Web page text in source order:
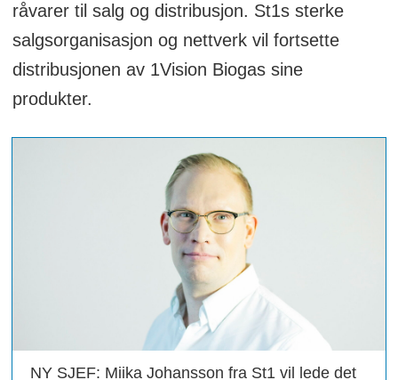
råvarer til salg og distribusjon. St1s sterke
salgsorganisasjon og nettverk vil fortsette
distribusjonen av 1Vision Biogas sine
produkter.
NY SJEF: Miika Johansson fra St1 vil lede det